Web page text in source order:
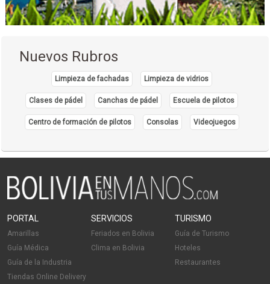
Centros Médicos
Salud: Centros Médicos
Materiales de Construcción
Revestimientos
Nuevos Rubros
Limpieza de fachadas Limpieza de vidrios
Clases de pádel Canchas de pádel Escuela de pilotos
Centro de formación de pilotos Consolas Videojuegos
PORTAL
Amarillas
Guía Médica
Guía de la Industria
Tiendas Online Delivery
SERVICIOS
Feriados en Bolivia
Clima en Bolivia
TURISMO
Guía de Turismo
Hoteles
Restaurantes